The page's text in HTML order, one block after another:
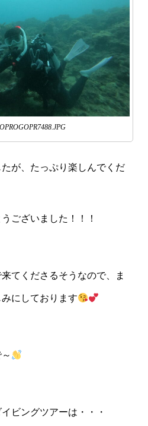
が、たっぷり楽しんでくだ
ございました！！！
てくださるそうなので、ま
にしております
ビングツアーは・・・